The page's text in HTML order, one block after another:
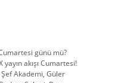
günü mü?
yayın akışı Cumartesi!
Akademi, Güler